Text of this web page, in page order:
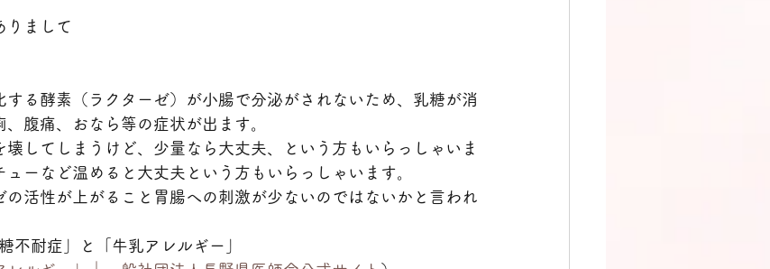
りまして
する酵素（ラクターゼ）が小腸で分泌がされないため、乳糖が消
腹痛、おなら等の症状が出ます。
してしまうけど、少量なら大丈夫、という方もいらっしゃいま
ーなど温めると大丈夫という方もいらっしゃいます。
の活性が上がること胃腸への刺激が少ないのではないかと言われ
不耐症」と「牛乳アレルギー」